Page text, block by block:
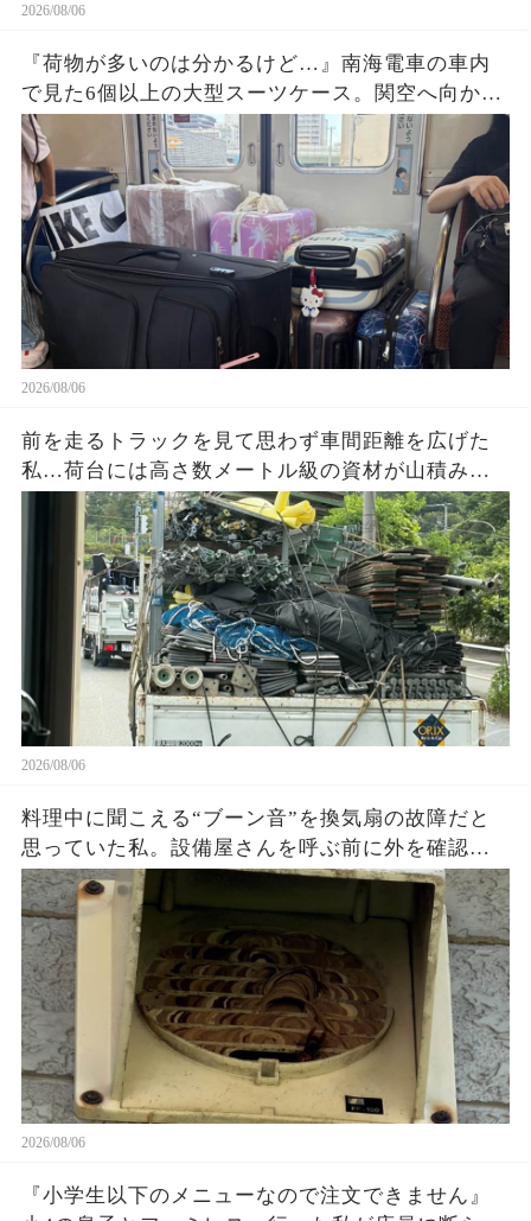
2026/08/06
『荷物が多いのは分かるけど…』南海電車の車内
で見た6個以上の大型スーツケース。関空へ向かう
旅行客の荷物が乗降口を塞ぎ、周囲が避け続けた
理由に考えさせられた
2026/08/06
前を走るトラックを見て思わず車間距離を広げた
私…荷台には高さ数メートル級の資材が山積み。
『これ大丈夫？』と不安になり撮影した1枚の写真
を見返して気づいた危険な状態とは…
2026/08/06
料理中に聞こえる“ブーン音”を換気扇の故障だと
思っていた私。設備屋さんを呼ぶ前に外を確認し
た瞬間、家の壁にあった想像外の正体に絶句…放
置していたら大変なことになっていたかもしれな
い
2026/08/06
『小学生以下のメニューなので注文できません』